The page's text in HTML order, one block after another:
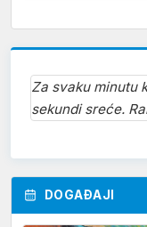
Za svaku minutu
sekundi sreće.
DOGAĐAJI